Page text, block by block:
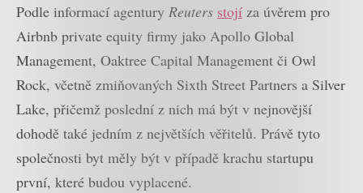
Podle informací agentury Reuters stojí za úvěrem pro
Airbnb private equity firmy jako Apollo Global
Management, Oaktree Capital Management či Owl
Rock, včetně zmiňovaných Sixth Street Partners a Silver
Lake, přičemž poslední z nich má být v nejnovější
dohodě také jedním z největších věřitelů. Právě tyto
společnosti byt měly být v případě krachu startupu
první, které budou vyplacené.